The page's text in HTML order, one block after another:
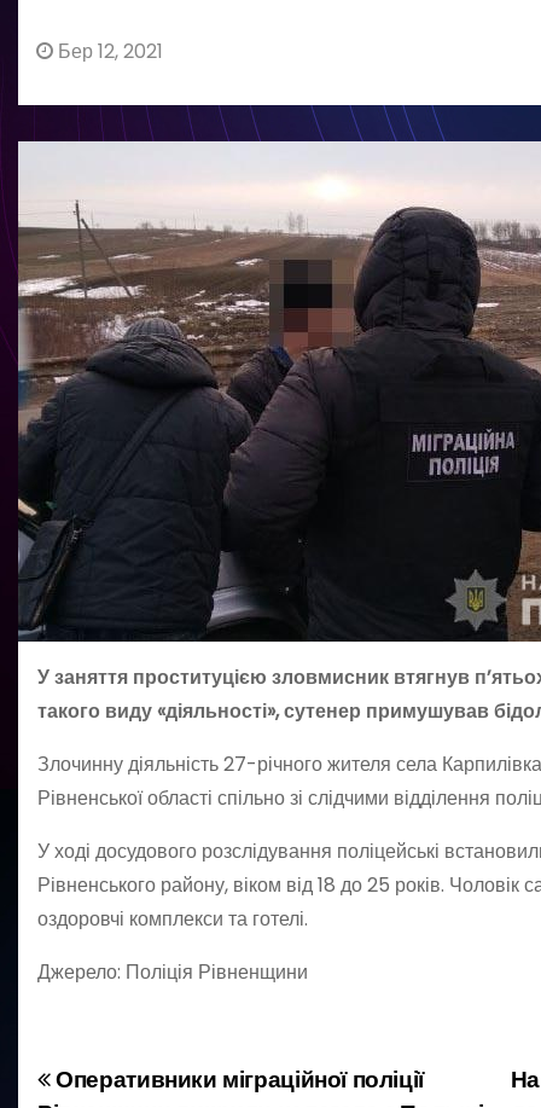
Бер 12, 2021
У заняття проституцією зловмисник втягнув
такого виду «діяльності», сутенер примушував
Злочинну діяльність 27-річного жителя села
Рівненської області спільно зі слідчими відділення
У ході досудового розслідування поліцейські
Рівненського району, віком від 18 до 25 років. Чоловік
оздоровчі комплекси та готелі.
Джерело: Поліція Рівненщини
НОперативники міграційної поліції